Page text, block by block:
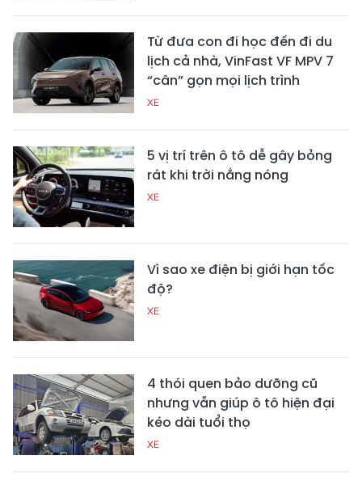
Từ đưa con đi học đến đi du
lịch cả nhà, VinFast VF MPV 7
“cân” gọn mọi lịch trình
XE
5 vị trí trên ô tô dễ gây bỏng
rát khi trời nắng nóng
XE
Vì sao xe điện bị giới hạn tốc
độ?
XE
4 thói quen bảo dưỡng cũ
nhưng vẫn giúp ô tô hiện đại
kéo dài tuổi thọ
XE